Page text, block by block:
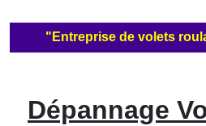
"Entreprise de volets
Dépannage